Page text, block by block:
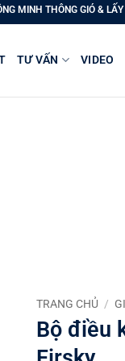
- KẾT HỢP CỬA LÊN
TƯ VẤN VIDEO
TRANG CHỦ /
Bộ điều